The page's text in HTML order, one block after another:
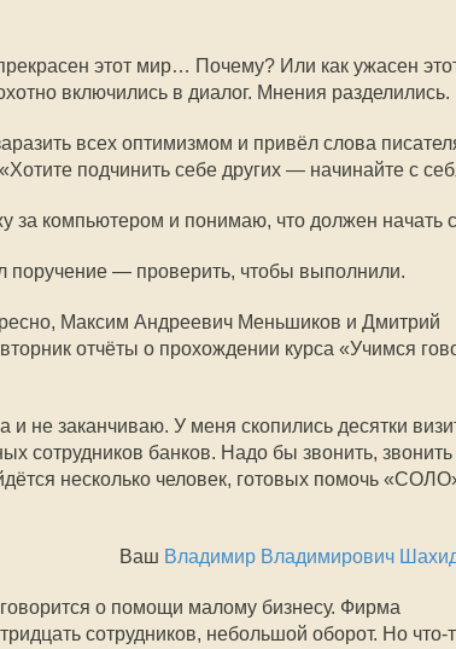
этот мир… Почему? Или как ужасен
включились в диалог. Мнения разделились.
всех оптимизмом и привёл слова
подчинить себе других — начинайте с
за компьютером и понимаю, что должен начать
поручение — проверить, чтобы выполнили.
Максим Андреевич Меньшиков и Дмитрий
отчёты о прохождении курса «Учимся
не заканчиваю. У меня скопились десятки
сотрудников банков. Надо бы звонить, звонить
несколько человек, готовых помочь
Ваш Владимир Владимирович
о помощи малому бизнесу. Фирма
сотрудников, небольшой оборот. Но что-